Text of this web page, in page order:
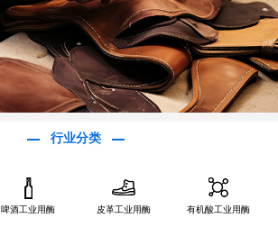
行业分类
啤酒工业用酶 皮革工业用酶 有机酸工业用酶